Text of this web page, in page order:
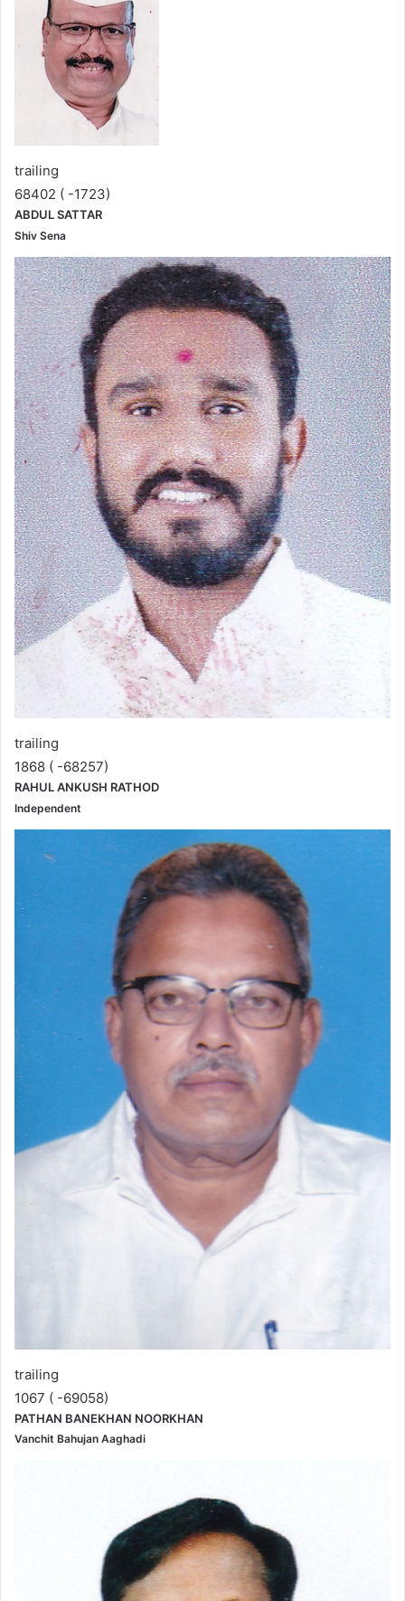
trailing
68402 ( -1723)
ABDUL SATTAR
Shiv Sena
trailing
1868 ( -68257)
RAHUL ANKUSH RATHOD
Independent
trailing
1067 ( -69058)
PATHAN BANEKHAN NOORKHAN
Vanchit Bahujan Aaghadi